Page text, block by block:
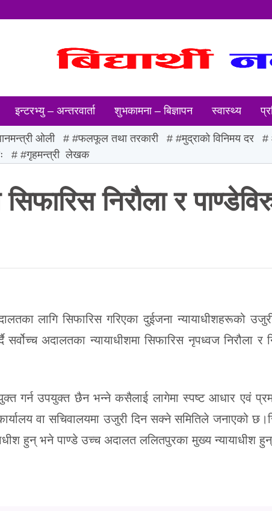
इन्टरभ्यु – अन्तरवार्ता शुभकामना – बिज्ञापन स्वास्थ्य
ओली #फलफूल तथा तरकारी #मुद्राको विनिमय दर
#गृहमन्त्री लेखक
निरौला र
लागि सिफारिस गरिएका दुईजना न्यायाधीशहरूको
अदालतका न्यायाधीशमा सिफारिस नृपध्वज निरौला र
गर्न उपयुक्त छैन भन्ने कसैलाई लागेमा स्पष्ट आधार एवं
वा सचिवालयमा उजुरी दिन सक्ने समितिले जनाएको
हुन् भने पाण्डे उच्च अदालत ललितपुरका मुख्य न्यायाधीश